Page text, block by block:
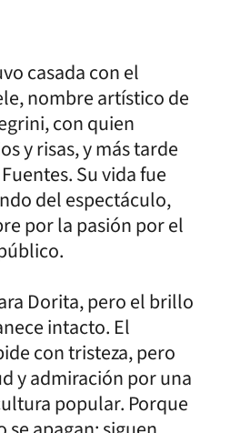
casada con el
nombre artístico de
con quien
y risas, y más tarde
Su vida fue
del espectáculo,
por la pasión por el
Dorita, pero el brillo
intacto. El
con tristeza, pero
y admiración por una
popular. Porque